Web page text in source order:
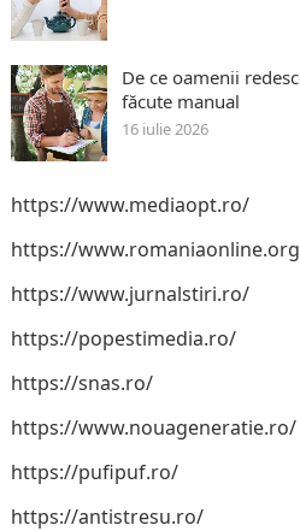
De ce oamenii
făcute manual
16 iulie 2026
https://www.mediaopt.ro/
https://
https://www.jurnalstiri.ro/
https://popestimedia.ro/
https://snas.ro/
https://www.nouageneratie.ro/
https://pufipuf.ro/
https://antistresu.ro/